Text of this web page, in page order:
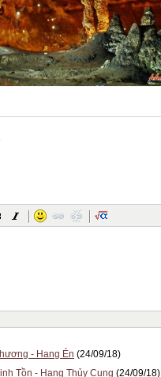
- Hang Én (24/09/18)
Tồn - Hang Thủy Cung (24/09/18)